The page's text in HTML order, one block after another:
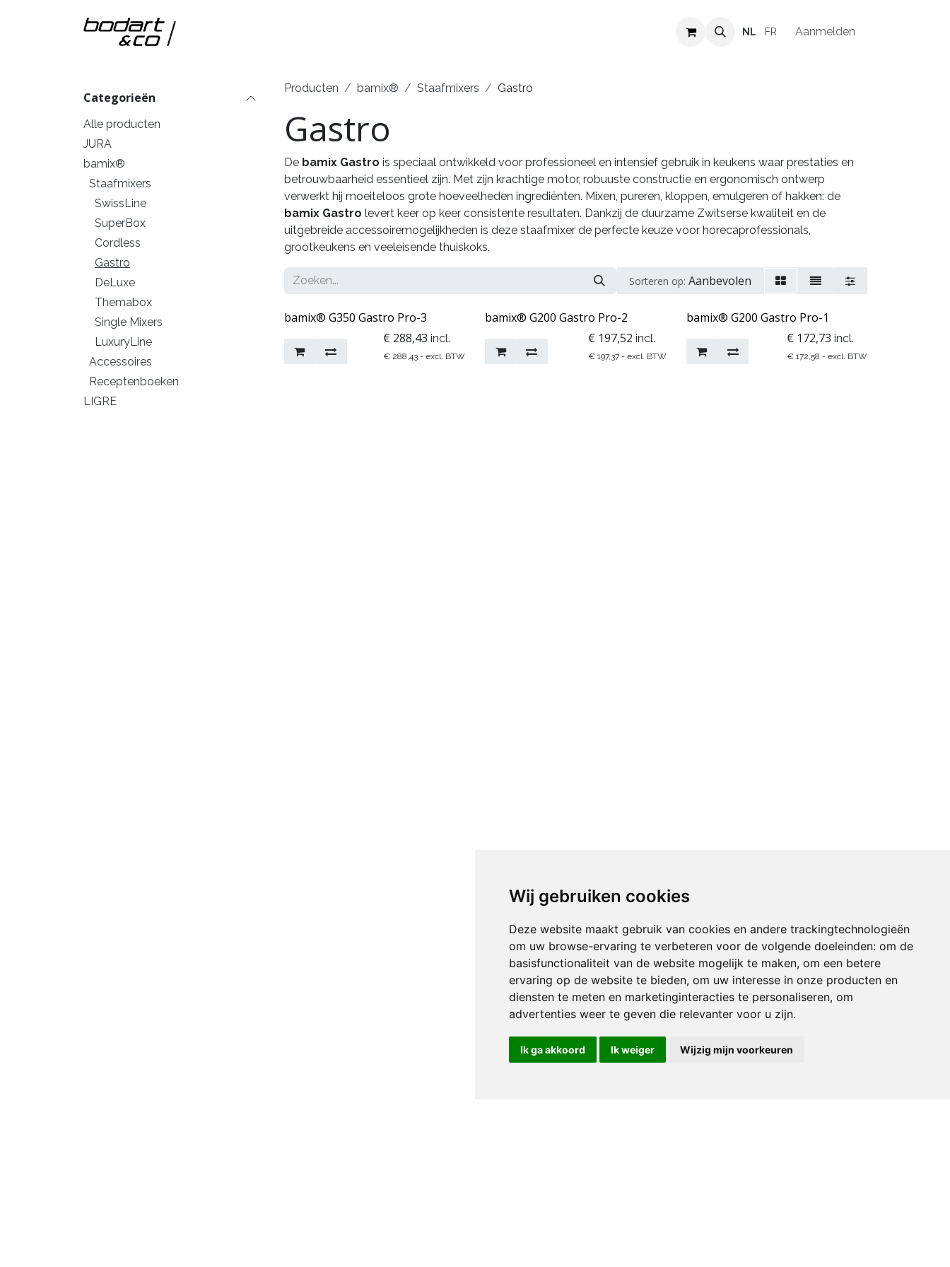
Wij gebruiken cookies
Deze website maakt gebruik van cookies en andere trackingtechnologieën
om uw browse-ervaring te verbeteren voor de volgende doeleinden: om de
basisfunctionaliteit van de website mogelijk te maken, om een betere
ervaring op de website te bieden, om uw interesse in onze producten en
diensten te meten en marketinginteracties te personaliseren, om
advertenties weer te geven die relevanter voor u zijn.
Ik ga akkoord Ik weiger Wijzig mijn voorkeuren
Verkooppunten Vacatures
NL FR Aanmelden
Categorieën
Alle producten
​JURA
bamix®
Staafmixers
SwissLine
SuperBox
Cordless
Gastro
DeLuxe
Themabox
Single Mixers
LuxuryLine
Accessoires
Receptenboeken
LIGRE
Producten bamix® Staafmixers Gastro
Gastro
De bamix Gastro is speciaal ontwikkeld voor professioneel en intensief gebruik in keukens waar prestaties en
betrouwbaarheid essentieel zijn. Met zijn krachtige motor, robuuste constructie en ergonomisch ontwerp
verwerkt hij moeiteloos grote hoeveelheden ingrediënten. Mixen, pureren, kloppen, emulgeren of hakken: de
bamix Gastro levert keer op keer consistente resultaten. Dankzij de duurzame Zwitserse kwaliteit en de
uitgebreide accessoiremogelijkheden is deze staafmixer de perfecte keuze voor horecaprofessionals,
grootkeukens en veeleisende thuiskoks.
Sorteren op: Aanbevolen
bamix® G350 Gastro Pro-3
€ 288,43 incl.
€ 288,43 - excl. BTW
bamix® G200 Gastro Pro-2
€ 197,52 incl.
€ 197,37- excl. BTW
bamix® G200 Gastro Pro-1
€ 172,73 incl.
€ 172,58 - excl. BTW